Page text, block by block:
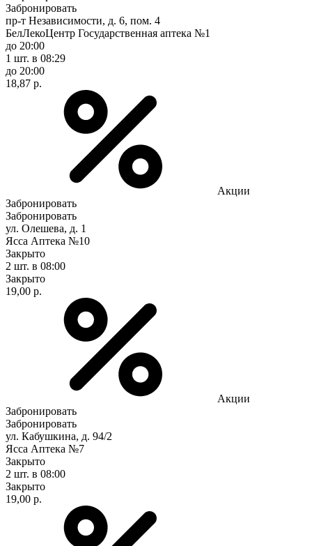
Забронировать
пр-т Независимости, д. 6, пом. 4
БелЛекоЦентр Государственная аптека №1
до 20:00
1 шт. в 08:29
до 20:00
18,87 р.
Акции
Забронировать
Забронировать
ул. Олешева, д. 1
Ясса Аптека №10
Закрыто
2 шт. в 08:00
Закрыто
19,00 р.
Акции
Забронировать
Забронировать
ул. Кабушкина, д. 94/2
Ясса Аптека №7
Закрыто
2 шт. в 08:00
Закрыто
19,00 р.